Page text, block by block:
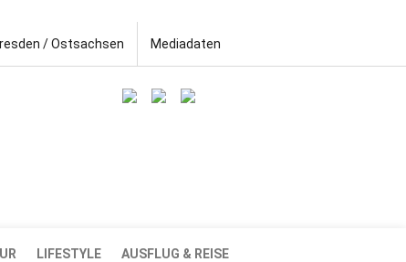
/ Ostsachsen Mediadaten
LIFESTYLE AUSFLUG & REISE